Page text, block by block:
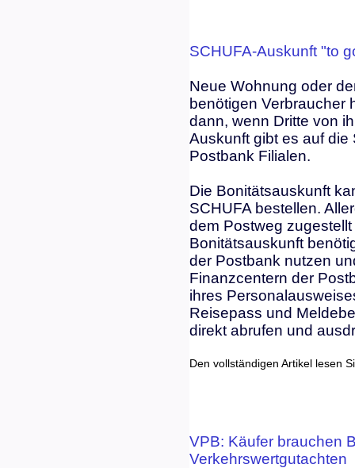
SCHUFA-Auskunft "to
Neue Wohnung oder
benötigen Verbraucher
dann, wenn Dritte von
Auskunft gibt es auf
Postbank Filialen.
Die Bonitätsauskunft
SCHUFA bestellen.
dem Postweg
Bonitätsauskunft
der Postbank nutzen
Finanzcentern der
ihres
Reisepass und
direkt abrufen und
Den vollständigen Artikel lesen
VPB: Käufer brauchen
Verkehrswertgutachten